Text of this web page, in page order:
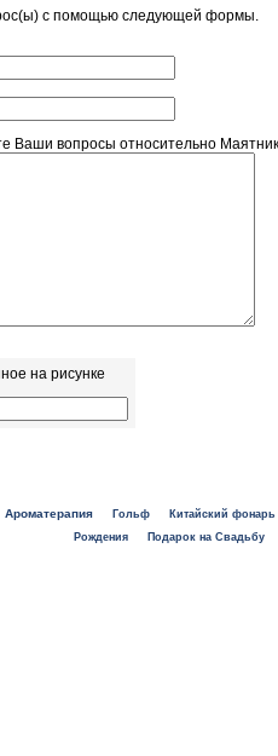
с помощью следующей формы.
Ваши вопросы относительно
на рисунке
Ароматерапия Гольф Китайский фонарь
Рождения
Подарок на Свадьбу